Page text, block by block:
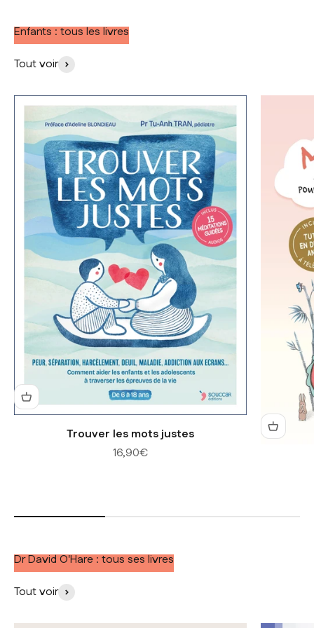
Enfants : tous les livres
Tout voir
Trouver les mots justes
Prix de vente
16,90€
Dr David O'Hare : tous ses livres
Tout voir